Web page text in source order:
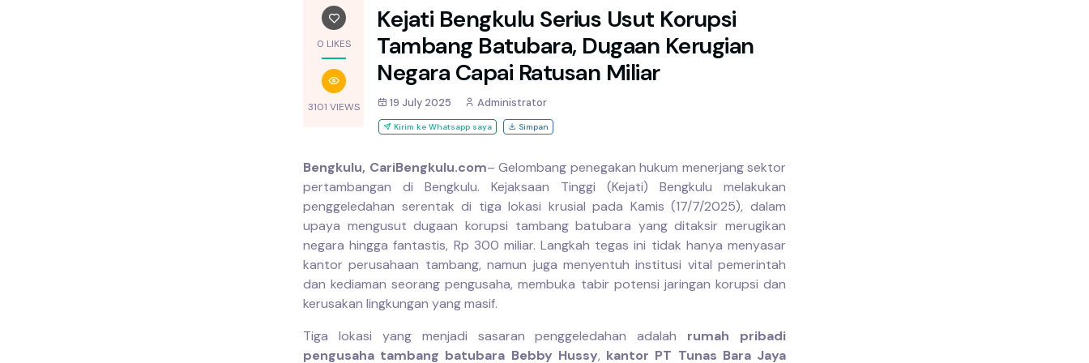
0 LIKES
3101 VIEWS
Kejati Bengkulu Serius Usut Korupsi
Tambang Batubara, Dugaan Kerugian
Negara Capai Ratusan Miliar
19 July 2025 Administrator
Kirim ke Whatsapp saya Simpan
Bengkulu, CariBengkulu.com– Gelombang penegakan hukum menerjang sektor
pertambangan di Bengkulu. Kejaksaan Tinggi (Kejati) Bengkulu melakukan
penggeledahan serentak di tiga lokasi krusial pada Kamis (17/7/2025), dalam
upaya mengusut dugaan korupsi tambang batubara yang ditaksir merugikan
negara hingga fantastis, Rp 300 miliar. Langkah tegas ini tidak hanya menyasar
kantor perusahaan tambang, namun juga menyentuh institusi vital pemerintah
dan kediaman seorang pengusaha, membuka tabir potensi jaringan korupsi dan
kerusakan lingkungan yang masif.
Tiga lokasi yang menjadi sasaran penggeledahan adalah rumah pribadi
pengusaha tambang batubara Bebby Hussy, kantor PT Tunas Bara Jaya